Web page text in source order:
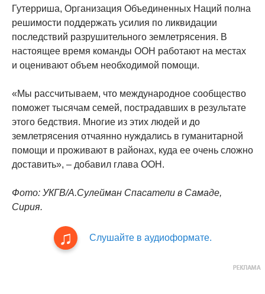
Гутерриша, Организация Объединенных Наций полна
решимости поддержать усилия по ликвидации
последствий разрушительного землетрясения. В
настоящее время команды ООН работают на местах
и оценивают объем необходимой помощи.
«Мы рассчитываем, что международное сообщество
поможет тысячам семей, пострадавших в результате
этого бедствия. Многие из этих людей и до
землетрясения отчаянно нуждались в гуманитарной
помощи и проживают в районах, куда ее очень сложно
доставить», – добавил глава ООН.
Фото: УКГВ/A.Сулейман Спасатели в Самаде,
Сирия.
Слушайте в аудиоформате.